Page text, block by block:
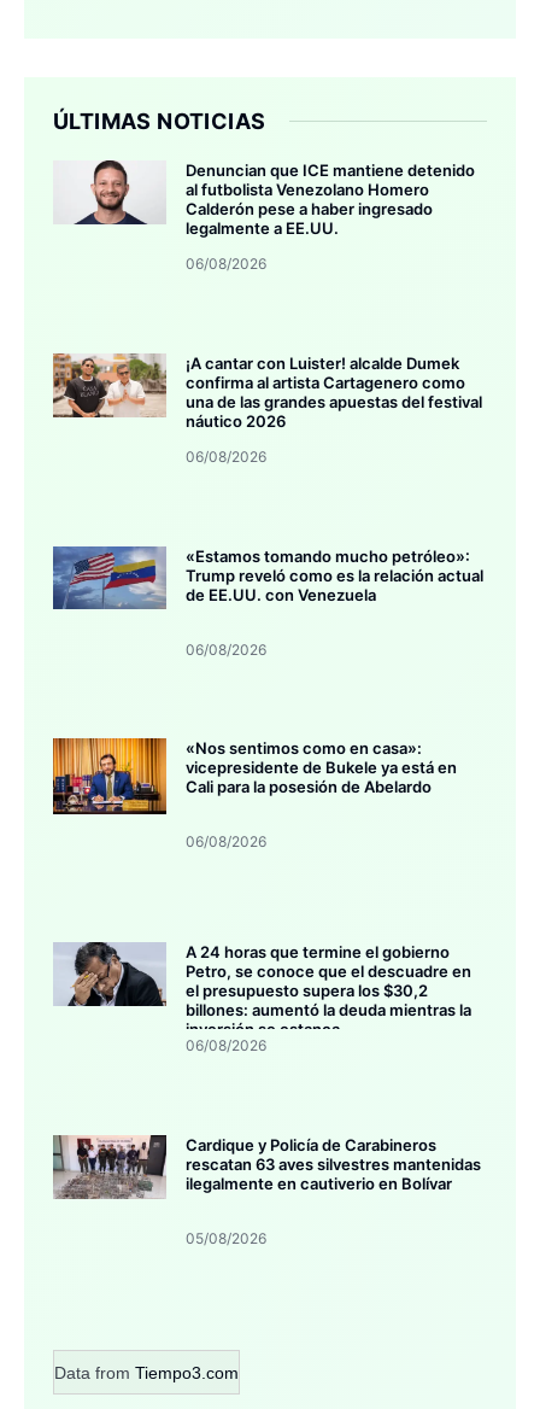
ÚLTIMAS NOTICIAS
Denuncian que ICE mantiene detenido
al futbolista Venezolano Homero
Calderón pese a haber ingresado
legalmente a EE.UU.
06/08/2026
¡A cantar con Luister! alcalde Dumek
confirma al artista Cartagenero como
una de las grandes apuestas del festival
náutico 2026
06/08/2026
«Estamos tomando mucho petróleo»:
Trump reveló como es la relación actual
de EE.UU. con Venezuela
06/08/2026
«Nos sentimos como en casa»:
vicepresidente de Bukele ya está en
Cali para la posesión de Abelardo
06/08/2026
A 24 horas que termine el gobierno
Petro, se conoce que el descuadre en
el presupuesto supera los $30,2
billones: aumentó la deuda mientras la
inversión se estanca
06/08/2026
Cardique y Policía de Carabineros
rescatan 63 aves silvestres mantenidas
ilegalmente en cautiverio en Bolívar
05/08/2026
Data from Tiempo3.com